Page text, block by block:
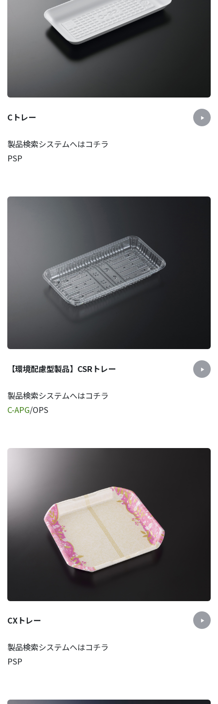
Cトレー
製品検索システムへはコチラ
PSP
【環境配慮型製品】CSRトレー
製品検索システムへはコチラ
C-APG/OPS
CXトレー
製品検索システムへはコチラ
PSP